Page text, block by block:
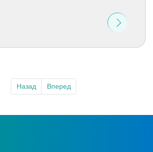
Назад Вперед